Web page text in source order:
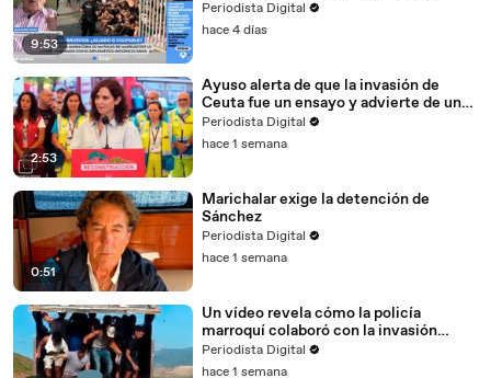
9:53
morirme, me gustaría que lo explicara»
Periodista Digital
hace 4 días
2:53
Ayuso alerta de que la invasión de
Ceuta fue un ensayo y advierte de un
«asalto final» de Marruecos
Periodista Digital
hace 1 semana
0:51
Marichalar exige la detención de
Sánchez
Periodista Digital
hace 1 semana
Un vídeo revela cómo la policía
marroquí colaboró con la invasión
migratoria a Ceuta
Periodista Digital
hace 1 semana